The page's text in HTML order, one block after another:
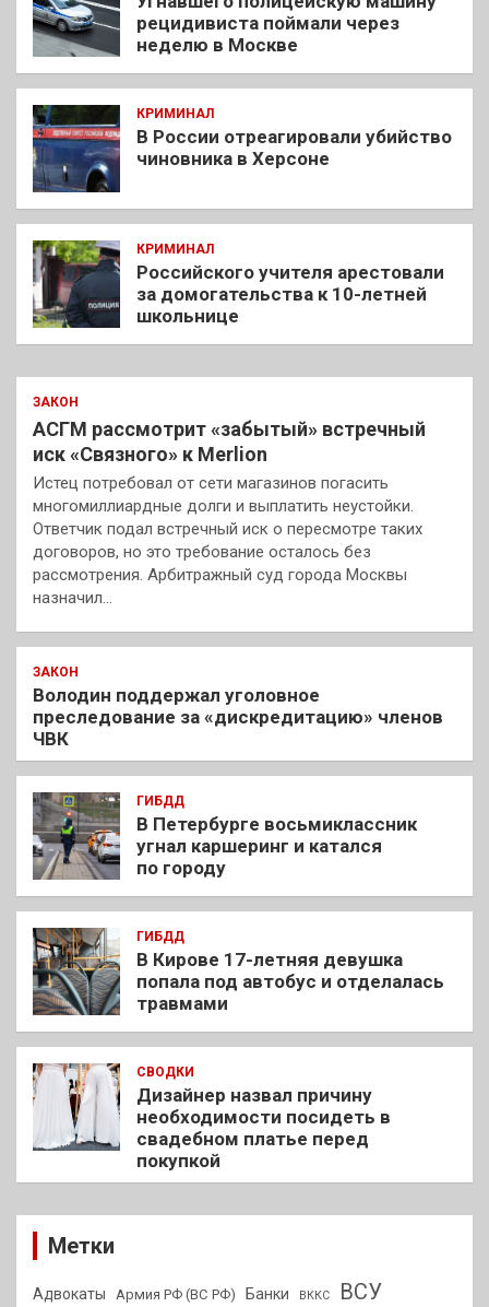
рецидивиста поймали через
неделю в Москве
КРИМИНАЛ
В России отреагировали убийство
чиновника в Херсоне
КРИМИНАЛ
Российского учителя арестовали
за домогательства к 10-летней
школьнице
ЗАКОН
АСГМ рассмотрит «забытый» встречный
иск «Связного» к Merlion
Истец потребовал от сети магазинов погасить
многомиллиардные долги и выплатить неустойки.
Ответчик подал встречный иск о пересмотре таких
договоров, но это требование осталось без
рассмотрения. Арбитражный суд города Москвы
назначил…
ЗАКОН
Володин поддержал уголовное
преследование за «дискредитацию» членов
ЧВК
ГИБДД
В Петербурге восьмиклассник
угнал каршеринг и катался
по городу
ГИБДД
В Кирове 17-летняя девушка
попала под автобус и отделалась
травмами
СВОДКИ
Дизайнер назвал причину
необходимости посидеть в
свадебном платье перед
покупкой
Метки
Адвокаты Армия РФ (ВС РФ) Банки ВККС ВСУ